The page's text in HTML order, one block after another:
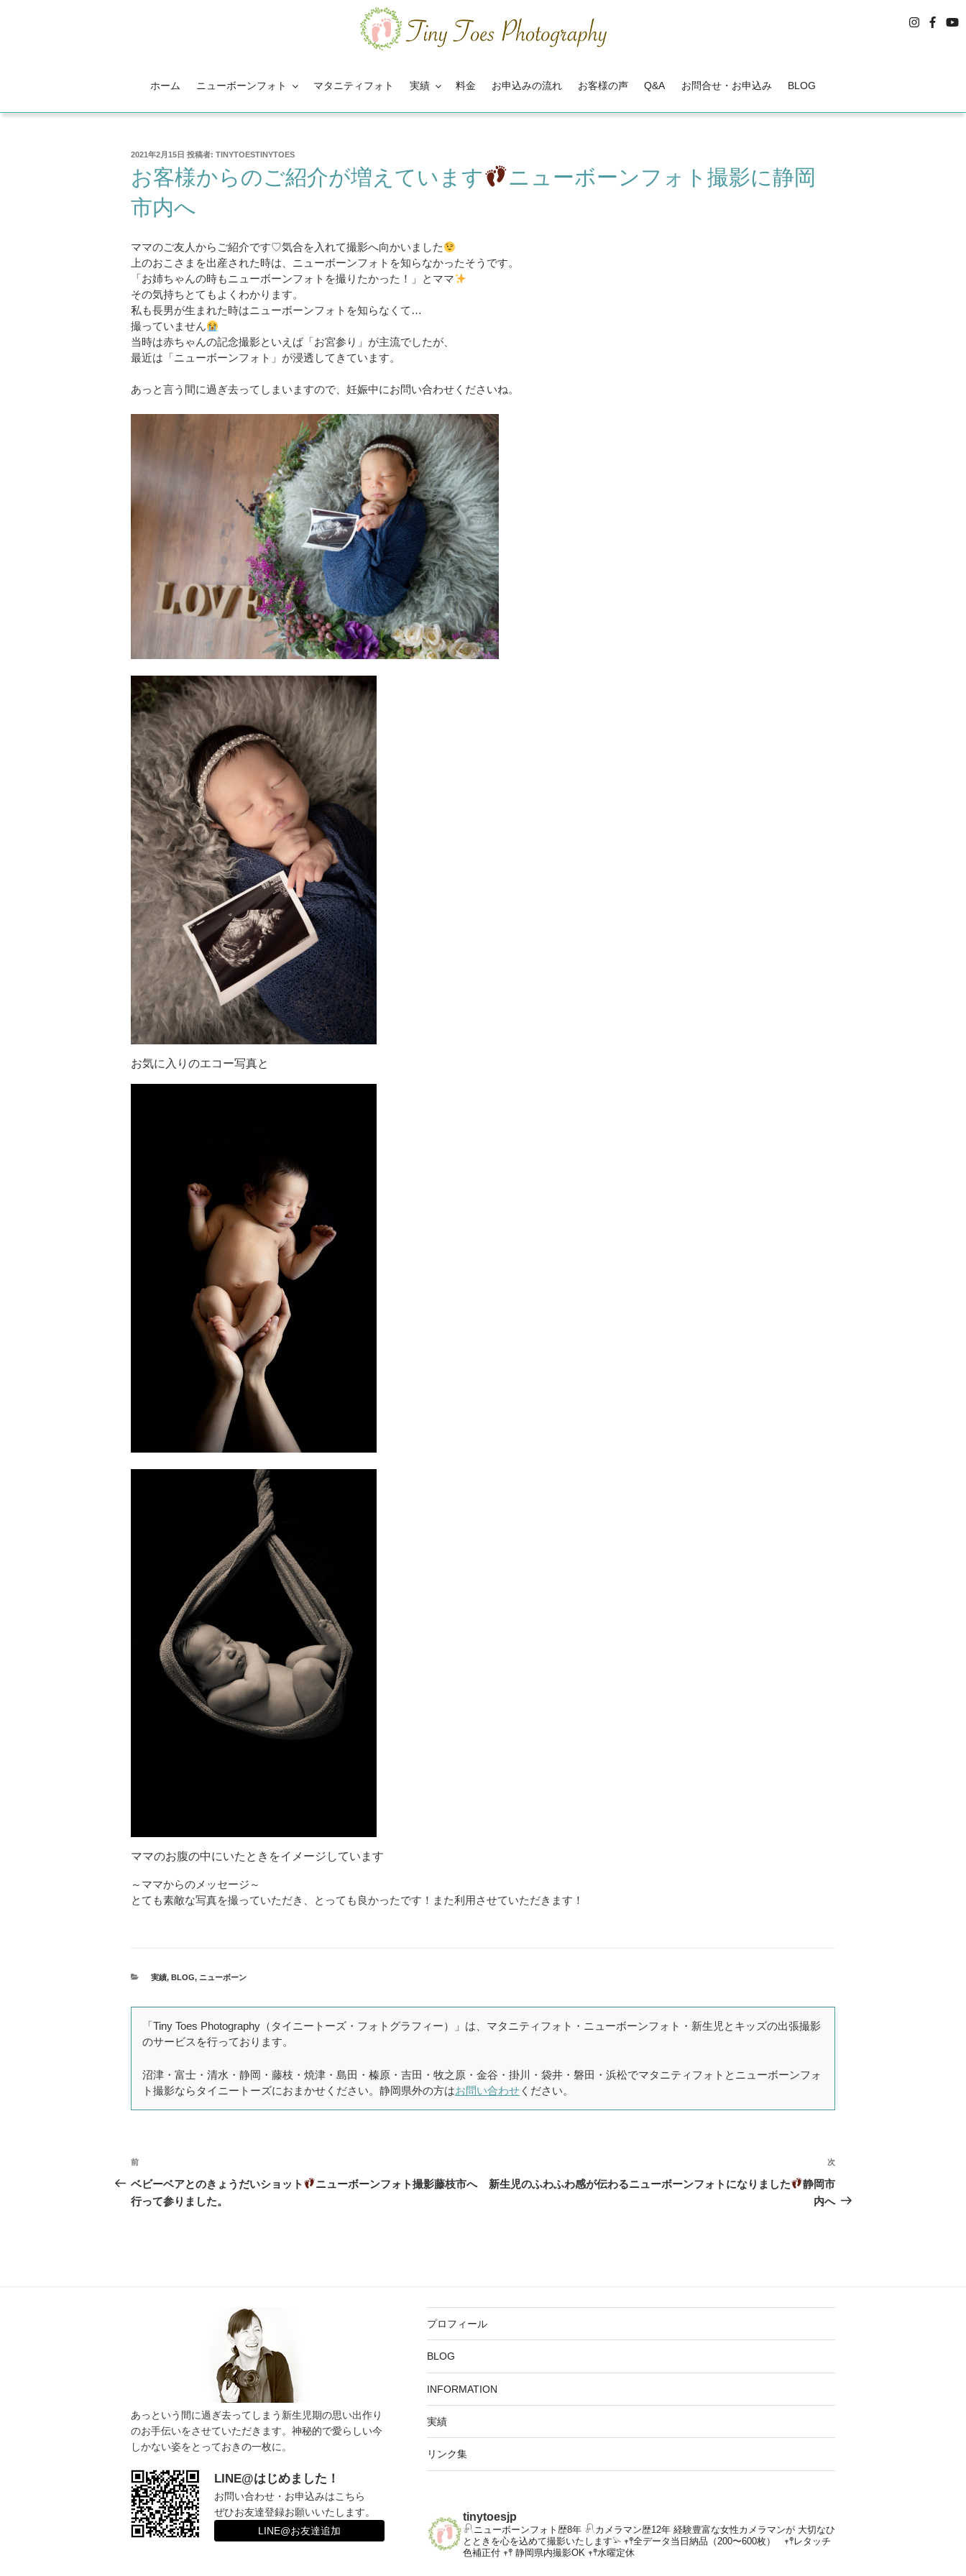
ス
ホーム ニューボーンフォト マタニティフォト 実績 料金 お申込みの流れ お客様の声 Q&A お問合せ・お申込み BLOG
投
日:
2021年2月15日 投稿者: TINYTOESTINYTOES
お客様からのご紹介が増えています
ニューボーンフォト撮影に静岡
市内へ
ママのご友人からご紹介です♡気合を入れて撮影へ向かいました
上のおこさまを出産された時は、ニューボーンフォトを知らなかったそうです。
「お姉ちゃんの時もニューボーンフォトを撮りたかった！」とママ
その気持ちとてもよくわかります。
私も長男が生まれた時はニューボーンフォトを知らなくて…
撮っていません
当時は赤ちゃんの記念撮影といえば「お宮参り」が主流でしたが、
最近は「ニューボーンフォト」が浸透してきています。
あっと言う間に過ぎ去ってしまいますので、妊娠中にお問い合わせくださいね。
お気に入りのエコー写真と
ママのお腹の中にいたときをイメージしています
～ママからのメッセージ～
とても素敵な写真を撮っていただき、とっても良かったです！また利用させていただきます！
カ
ー
実績, BLOG, ニューボーン
「Tiny Toes Photography（タイニートーズ・フォトグラフィー）」は、マタニティフォト・ニューボーンフォト・新生児とキッズの出張撮影
のサービスを行っております。
沼津・富士・清水・静岡・藤枝・焼津・島田・榛原・吉田・牧之原・金谷・掛川・袋井・磐田・浜松でマタニティフォトとニューボーンフォ
ト撮影ならタイニートーズにおまかせください。静岡県外の方はお問い合わせ ください。
投
稿
ナ
過
去
の
前
ベビーベアとのきょうだいショット
ニューボーンフォト撮影藤枝市へ
行って参りました。
投
次
新生児のふわふわ感が伝わるニューボーンフォトになりました
静岡市
内へ
あっという間に過ぎ去ってしまう新生児期の思い出作り
のお手伝いをさせていただきます。神秘的で愛らしい今
しかない姿をとっておきの一枚に。
LINE@はじめました！
お問い合わせ・お申込みはこちら
ぜひお友達登録お願いいたします。
LINE@お友達追加
プロフィール
BLOG
INFORMATION
実績
リンク集
tinytoesjp
𓍯ニューボーンフォト歴8年𓍯カメラマン歴12年経験豊富な女性カメラマンが大切なひ
とときを心を込めて撮影いたします𓅫𖥧𖤣全データ当日納品（200〜600枚）
𖥧𖤣レタッチ
色補正付𖥧𖤣 静岡県内撮影OK 𖥧𖤣水曜定休